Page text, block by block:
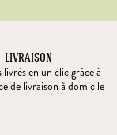
LIVRAISON
livrés en un clic grâce à
de livraison à domicile